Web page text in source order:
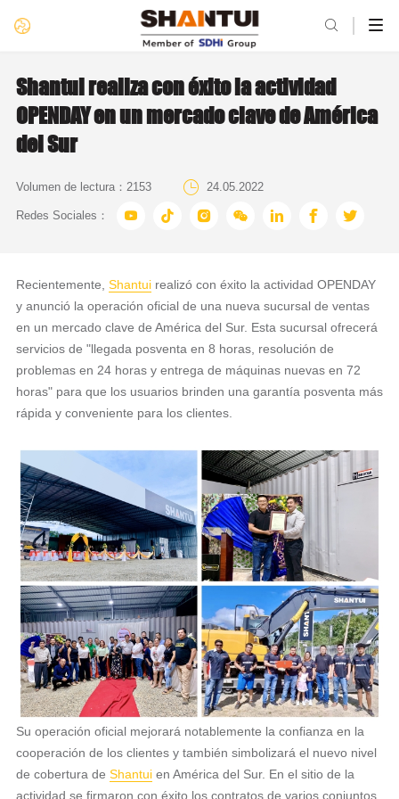

Shantui realiza con éxito la actividad
OPENDAY en un mercado clave de América
del Sur
Volumen de lectura： 2153  24.05.2022
Redes Sociales：       
Recientemente, Shantuirealizó con éxito la actividad OPENDAY
y anunció la operación oficial de una nueva sucursal de ventas
en un mercado clave de América del Sur. Esta sucursal ofrecerá
servicios de "llegada posventa en 8 horas, resolución de
problemas en 24 horas y entrega de máquinas nuevas en 72
horas" para que los usuarios brinden una garantía posventa más
rápida y conveniente para los clientes.
Su operación oficial mejorará notablemente la confianza en la
cooperación de los clientes y también simbolizará el nuevo nivel
de cobertura de Shantuien América del Sur. En el sitio de la
actividad se firmaron con éxito los contratos de varios conjuntos